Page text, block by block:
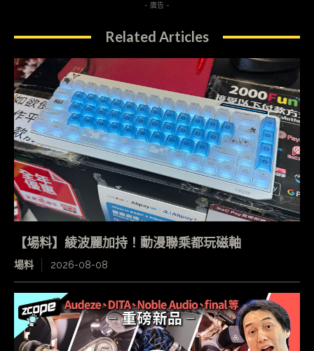
- 廣告 -
Related Articles
【場料】綾波麗加持！動漫聯乘都玩磁軸
場料 2026-08-08